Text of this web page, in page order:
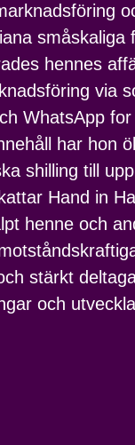
småskaliga
hennes
via
WhatsApp
har hon
shilling till
Hand in
henne och
stärkt
och